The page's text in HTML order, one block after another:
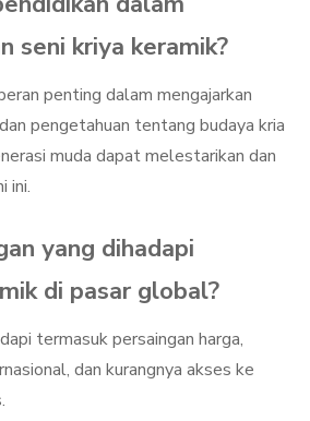
seni kriya keramik?
penting dalam mengajarkan
pengetahuan tentang budaya kria
muda dapat melestarikan dan
ini.
yang dihadapi
di pasar global?
termasuk persaingan harga,
dan kurangnya akses ke